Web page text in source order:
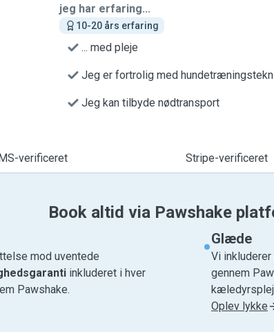
jeg har erfaring...
10-20 års erfaring
... med pleje
Jeg er fortrolig med
Jeg kan tilbyde nødtransport
verificeret Stripe-verificeret
Book altid via Pawshake
mod uventede
inkluderet i hver
Pawshake.
Glæde
Vi
gennem
Oplev lykke